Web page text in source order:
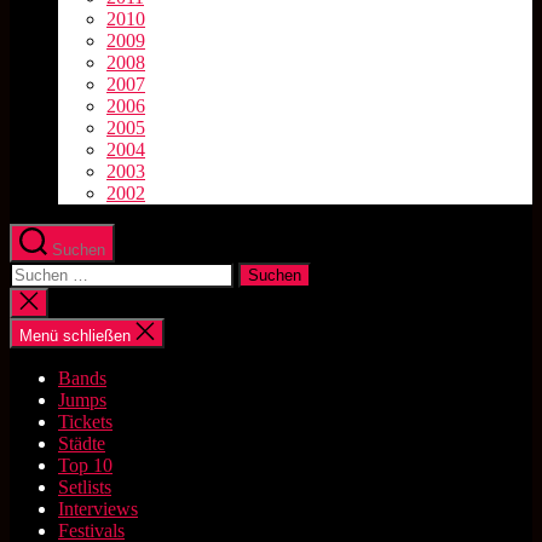
2010
2009
2008
2007
2006
2005
2004
2003
2002
Suchen
Suchen
nach:
Suche
schließen
Menü schließen
Bands
Jumps
Tickets
Städte
Top 10
Setlists
Interviews
Festivals